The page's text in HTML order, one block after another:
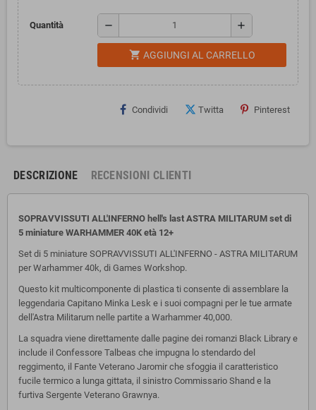
Quantità remove add
shopping_cart AGGIUNGI AL CARRELLO
Condividi Twitta Pinterest
DESCRIZIONE RECENSIONI CLIENTI
SOPRAVVISSUTI ALL'INFERNO hell's last ASTRA MILITARUM set di
5 miniature WARHAMMER 40K età 12+
Set di 5 miniature SOPRAVVISSUTI ALL'INFERNO - ASTRA MILITARUM
per Warhammer 40k, di Games Workshop.
Questo kit multicomponente di plastica ti consente di assemblare la
leggendaria Capitano Minka Lesk e i suoi compagni per le tue armate
dell'Astra Militarum nelle partite a Warhammer 40,000.
La squadra viene direttamente dalle pagine dei romanzi Black Library e
include il Confessore Talbeas che impugna lo stendardo del
reggimento, il Fante Veterano Jaromir che sfoggia il caratteristico
fucile termico a lunga gittata, il sinistro Commissario Shand e la
furtiva Sergente Veterano Grawnya.